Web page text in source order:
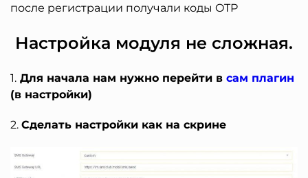
после регистрации получали коды OTP
Настройка модуля не сложная.
1. Для начала нам нужно перейти в сам плагин
(в настройки)
2. Сделать настройки как на скрине